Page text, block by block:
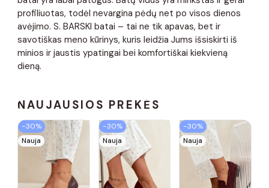
profiliuotas, todėl nevargina pėdų net po visos dienos
avėjimo. S. BARSKI batai – tai ne tik apavas, bet ir
savotiškas meno kūrinys, kuris leidžia Jums išsiskirti iš
minios ir jaustis ypatingai bei komfortiškai kiekvieną
dieną.
NAUJAUSIOS PREKĖS
−30%
Nauja
−30%
Nauja
−30%
Nauja